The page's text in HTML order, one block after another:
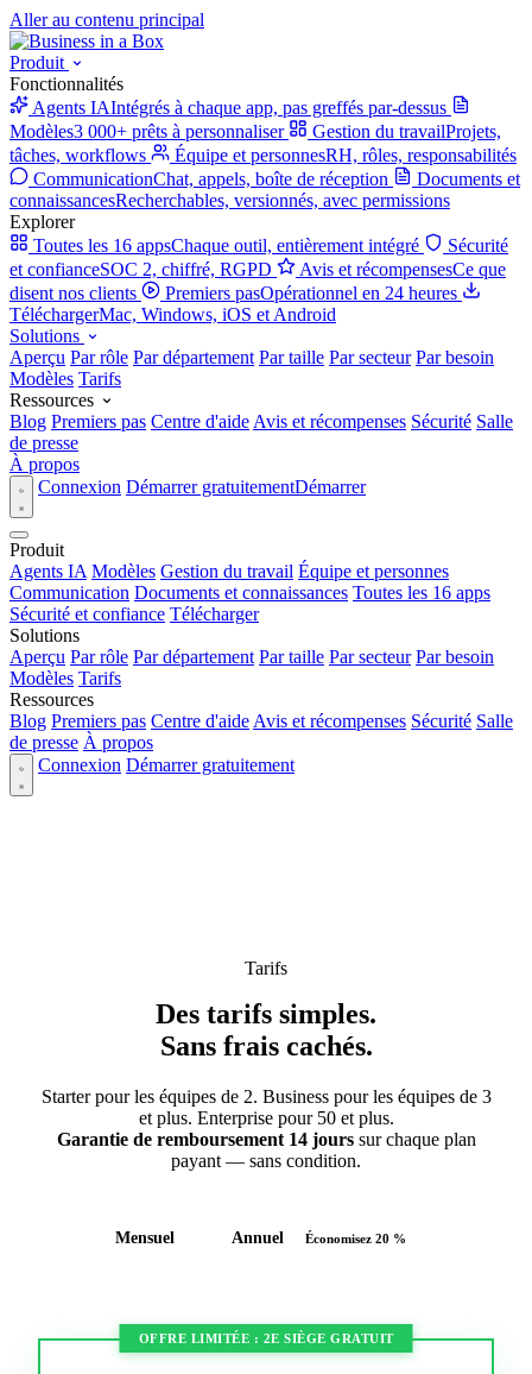
Aller au contenu principal
Produit
Fonctionnalités
Agents IAIntégrés à chaque app, pas greffés par-dessus
Modèles3 000+ prêts à personnaliser Gestion du travailProjets,
tâches, workflows
Équipe et personnesRH, rôles, responsabilités
CommunicationChat, appels, boîte de réception
Documents et
connaissancesRecherchables, versionnés, avec permissions
Explorer
Toutes les 16 appsChaque outil, entièrement intégré
Sécurité
et confianceSOC 2, chiffré, RGPD Avis et récompensesCe que
disent nos clients
Premiers pasOpérationnel en 24 heures
TéléchargerMac, Windows, iOS et Android
Solutions
Aperçu Par rôle Par département Par taille Par secteur Par besoin
Modèles Tarifs
Ressources
Blog Premiers pas Centre d'aide Avis et récompenses Sécurité Salle
de presse
À propos
Connexion Démarrer gratuitementDémarrer
Produit
Agents IA Modèles Gestion du travail Équipe et personnes
Communication Documents et connaissances Toutes les 16 apps
Sécurité et confiance Télécharger
Solutions
Aperçu Par rôle Par département Par taille Par secteur Par besoin
Modèles Tarifs
Ressources
Blog Premiers pas Centre d'aide Avis et récompenses Sécurité Salle
de presse À propos
Connexion Démarrer gratuitement
Tarifs
Des tarifs simples.
Sans frais cachés.
Starter pour les équipes de 2. Business pour les équipes de 3
et plus. Enterprise pour 50 et plus.
Garantie de remboursement 14 jourssur chaque plan
payant — sans condition.
Mensuel Annuel Économisez 20 %
OFFRE LIMITÉE : 2E SIÈGE GRATUIT